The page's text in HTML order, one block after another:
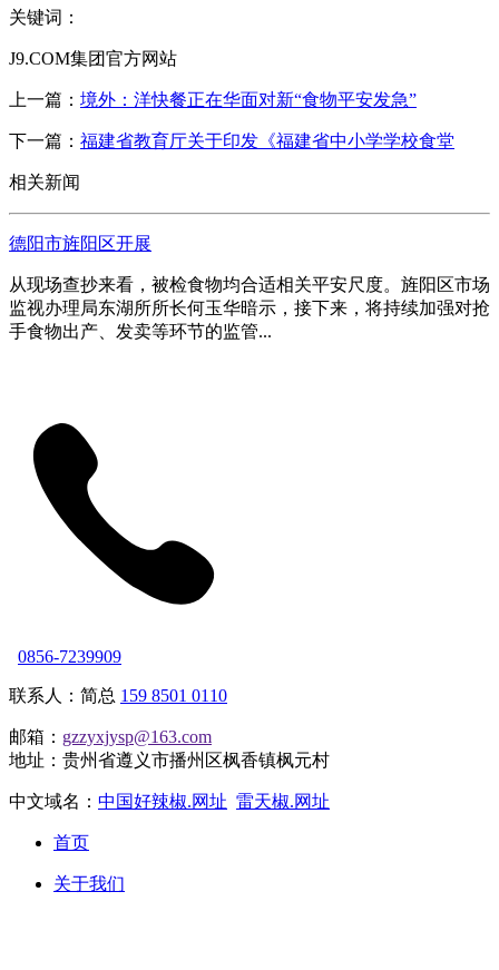
关键词：
J9.COM集团官方网站
上一篇： 境外：洋快餐正在华面对新“食物平安发急”
下一篇： 福建省教育厅关于印发《福建省中小学学校食堂
相关新闻
德阳市旌阳区开展
从现场查抄来看，被检食物均合适相关平安尺度。旌阳区市场
监视办理局东湖所所长何玉华暗示，接下来，将持续加强对抢
手食物出产、发卖等环节的监管...
0856-7239909
联系人：简总 159 8501 0110
邮箱： gzzyxjysp@163.com
地址：贵州省遵义市播州区枫香镇枫元村
中文域名： 中国好辣椒.网址 雷天椒.网址
首页
关于我们